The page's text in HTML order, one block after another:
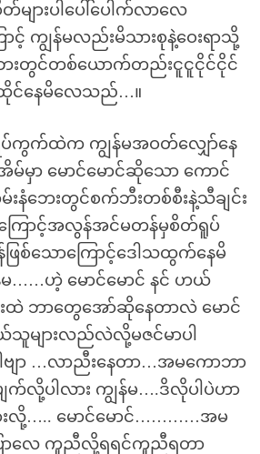
ားပါပေါ်ပေါက်လာလေ
ကျွန်မလည်းမိသားစုနဲ့ဝေးရာသို့
ေးတွင်တစ်ယောက်တည်းငူငူငိုင်ငိုင်
င်နေမိလေသည်…။
ပ်ကွက်ထဲက ကျွန်မအဝတ်လျှော်နေ
မ်မှာ မောင်မောင်ဆိုသော ကောင်
းနံဘေးတွင်စက်ဘီးတစ်စီးနဲ့သီချင်း
ြောင့်အလွန်အင်မတန်မှစိတ်ရူပ်
ဖြစ်သောကြောင့်ဒေါသထွက်နေမိ
……ဟဲ့ မောင်မောင် နင် ဟယ်
ထဲ ဘာတွေအော်ဆိုနေတာလဲ မောင်
များလည်လဲလို့မဇင်မာပါ
ျာ …လာညီးနေတာ…အမကောဘာ
ျက်လို့ပါလား ကျွန်မ….ဒိလိုပါပဲဟာ
းလို့….. မောင်မောင်…………အမ
ာလေ ကူညီလို့ရရင်ကူညီရတာ